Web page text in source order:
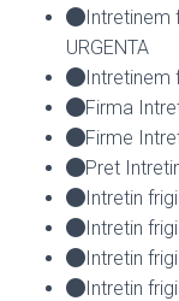
Intretinem
URGENTA
Intretinem
Firma
Firme
Pret
Intretin
Intretin
Intretin
Intretin